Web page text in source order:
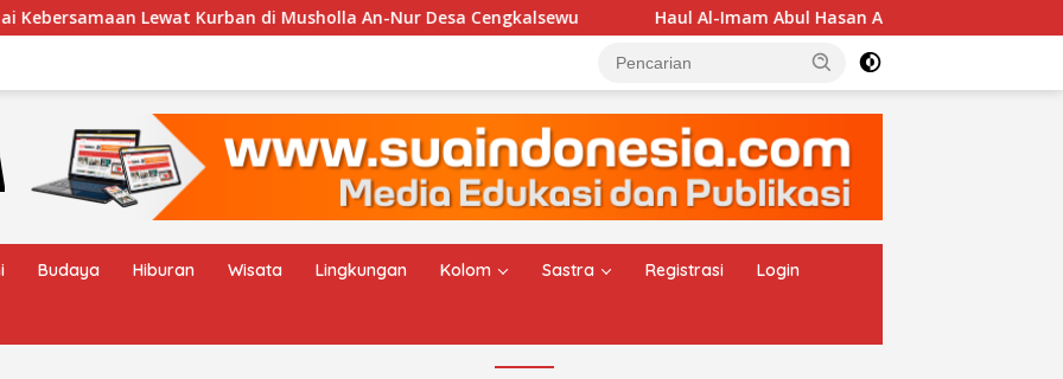
Lewat Kurban di Musholla An-Nur Desa Cengkalsewu Haul Al-Imam Abul Hasan Assyadzali RA, Jam’iyah
Budaya Hiburan Wisata Lingkungan Kolom Sastra Registrasi Login